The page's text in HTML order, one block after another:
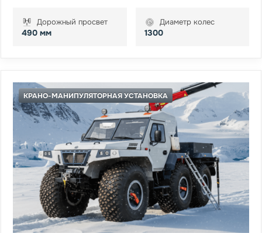
Дорожный просвет
490 мм
Диаметр колес
1300
КРАНО-МАНИПУЛЯТОРНАЯ УСТАНОВКА